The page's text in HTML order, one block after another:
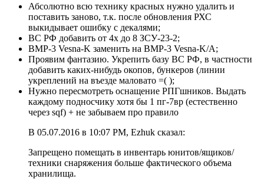
Абсолютно всю технику красных нужно удалить и
поставить заново, т.к. после обновления РХС
выкидывает ошибку с декалями;
ВС РФ добавить от 4х до 8 ЗСУ-23-2;
BMP-3 Vesna-K заменить на BMP-3 Vesna-K/A;
Проявим фантазию. Укрепить базу ВС РФ, в частности
добавить каких-нибудь окопов, бункеров (линии
укреплений на въезде маловато =( );
Нужно пересмотреть оснащение РПГшников. Выдать
каждому подносчику хотя бы 1 пг-7вр (естественно
через sqf) + не забываем про правило
В 05.07.2016 в 10:07 PM, Ezhuk сказал:
Запрещено помещать в инвентарь юнитов/ящиков/
техники снаряжения больше фактического объема
хранилища.